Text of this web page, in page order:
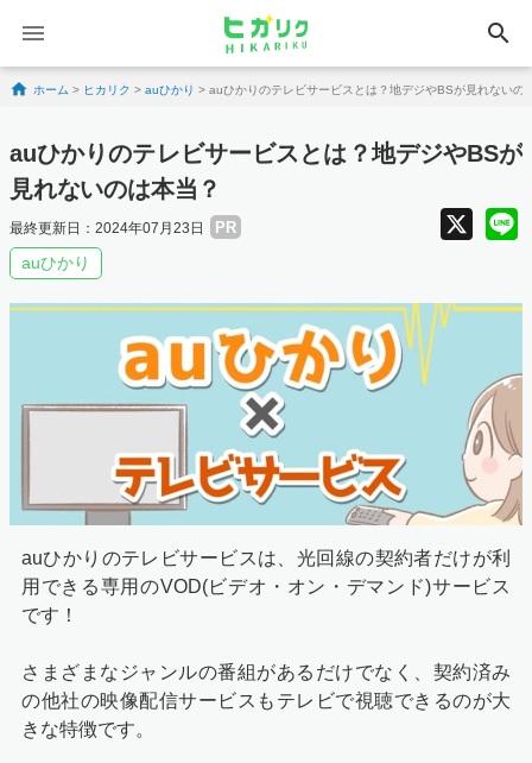
search
Skip to content
ホーム > ヒカリク > auひかり > auひかりのテレビサービスとは？地デジやBSが見れないの
auひかりのテレビサービスとは？地デジやBSが
見れないのは本当？
最終更新日：2024年07月23日 PR X
auひかり
auひかりのテレビサービスは、光回線の契約者だけが利
用できる専用のVOD(ビデオ・オン・デマンド)サービス
です！
さまざまなジャンルの番組があるだけでなく、契約済み
の他社の映像配信サービスもテレビで視聴できるのが大
きな特徴です。